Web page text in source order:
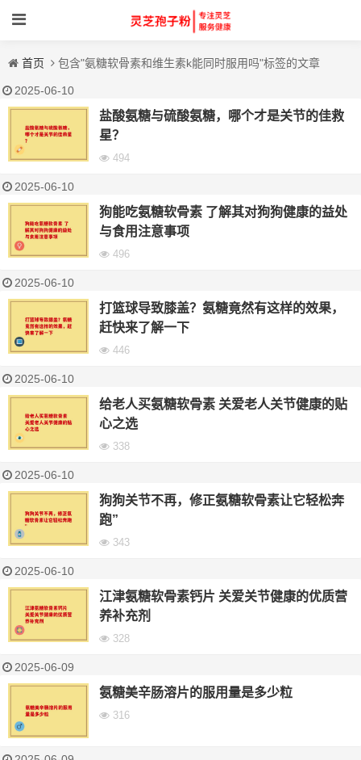
首页 包含"氨糖软骨素和维生素k能同时服用吗"标签的文章
2025-06-10
盐酸氨糖与硫酸氨糖，哪个才是关节的佳救
星？
494
2025-06-10
狗能吃氨糖软骨素 了解其对狗狗健康的益处
与食用注意事项
496
2025-06-10
打篮球导致膝盖？氨糖竟然有这样的效果，
赶快来了解一下
446
2025-06-10
给老人买氨糖软骨素 关爱老人关节健康的贴
心之选
338
2025-06-10
狗狗关节不再，修正氨糖软骨素让它轻松奔
跑”
343
2025-06-10
江津氨糖软骨素钙片 关爱关节健康的优质营
养补充剂
328
2025-06-09
氨糖美辛肠溶片的服用量是多少粒
316